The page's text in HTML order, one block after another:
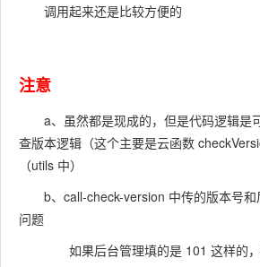
调用起来还是比较方便的
注意
a、虽然都是现成的，但是代码逻辑是
查版本逻辑（这个主要是云函数
（utils 中）
b、call-check-version 中传的版本号和
问题
如果后台管理填的是 101 这样的，